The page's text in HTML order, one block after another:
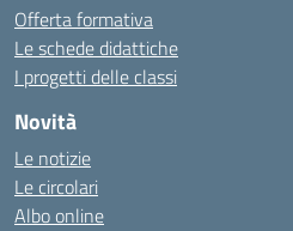
Offerta formativa
Le schede didattiche
I progetti delle classi
Novità
Le notizie
Le circolari
Albo online